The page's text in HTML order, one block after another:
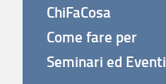
ChiFaCosa
Come fare per
Seminari ed Eventi